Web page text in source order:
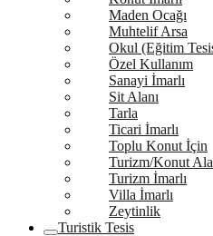
Maden Ocağı
Muhtelif Arsa
Okul (Eğitim
Özel Kullanım
Sanayi İmarlı
Sit Alanı
Tarla
Ticari İmarlı
Toplu Konut İçin
Turizm/Konut
Turizm İmarlı
Villa İmarlı
Zeytinlik
Turistik Tesis